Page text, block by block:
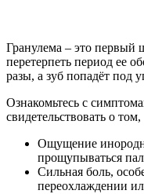
Гранулема – это первый
перетерпеть период ее
разы, а зуб попадёт под
Ознакомьтесь с
свидетельствовать о
Ощущение
прощупываться
Сильная боль,
переохлаждении